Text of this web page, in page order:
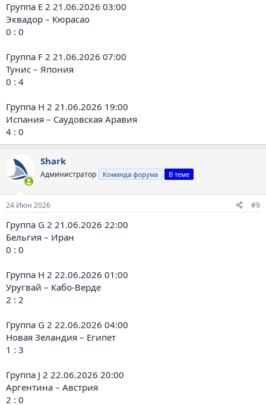
Группа E 2 21.06.2026 03:00
Эквадор – Кюрасао
0 : 0
Группа F 2 21.06.2026 07:00
Тунис – Япония
0 : 4
Группа H 2 21.06.2026 19:00
Испания – Саудовская Аравия
4 : 0
Shark
Администратор Команда форума В теме
24 Июн 2026 #9
Группа G 2 21.06.2026 22:00
Бельгия – Иран
0 : 0
Группа H 2 22.06.2026 01:00
Уругвай – Кабо-Верде
2 : 2
Группа G 2 22.06.2026 04:00
Новая Зеландия – Египет
1 : 3
Группа J 2 22.06.2026 20:00
Аргентина – Австрия
2 : 0